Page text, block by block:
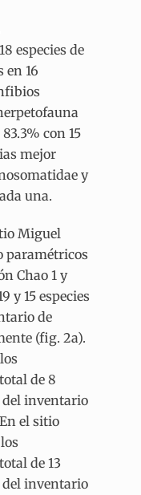
especies de
16
con 15
mejor
y
una.
Miguel
paramétricos
Chao 1 y
y 15 especies
de
(fig. 2a).
de 8
del inventario
el sitio
de 13
del inventario